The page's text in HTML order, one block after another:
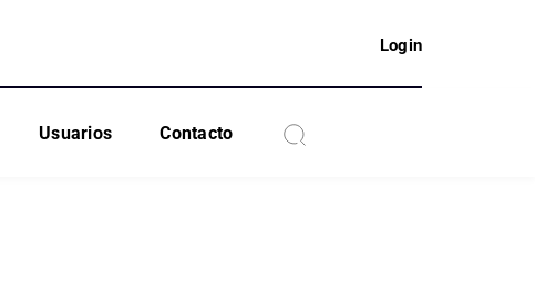
Login
Usuarios Contacto